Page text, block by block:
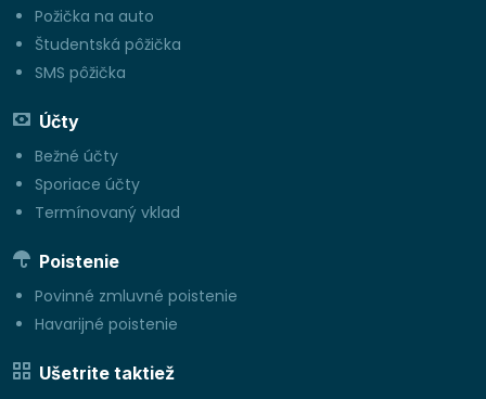
Požička na auto
Študentská pôžička
SMS pôžička
Účty
Bežné účty
Sporiace účty
Termínovaný vklad
Poistenie
Povinné zmluvné poistenie
Havarijné poistenie
Ušetrite taktiež